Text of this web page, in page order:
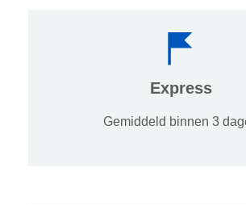
Express
Gemiddeld binnen 3